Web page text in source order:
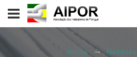
Início
Notícias